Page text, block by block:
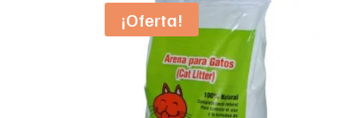
$103,160
¡Oferta!